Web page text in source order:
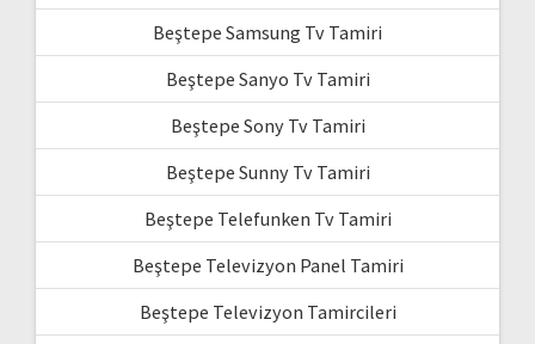
Beştepe Samsung Tv Tamiri
Beştepe Sanyo Tv Tamiri
Beştepe Sony Tv Tamiri
Beştepe Sunny Tv Tamiri
Beştepe Telefunken Tv Tamiri
Beştepe Televizyon Panel Tamiri
Beştepe Televizyon Tamircileri